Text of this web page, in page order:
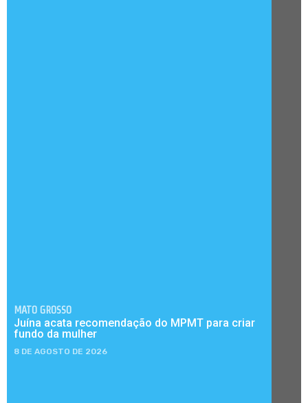
MATO GROSSO
Juína acata recomendação do MPMT para criar
fundo da mulher
8 DE AGOSTO DE 2026